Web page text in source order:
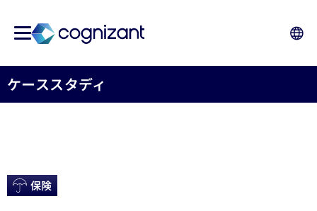
ケーススタディ
保険